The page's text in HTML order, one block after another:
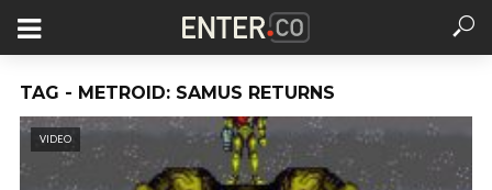
TAG - METROID: SAMUS RETURNS
VIDEO